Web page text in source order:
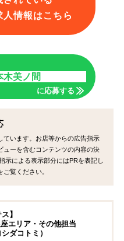
情報はこちら
木美ノ間
に応募する
ています。お店等からの広告指示
ューを含むコンテンツの内容の決
示による表示部分にはPRを表記し
覧ください。
】
エリア・その他担当
ダコトミ）